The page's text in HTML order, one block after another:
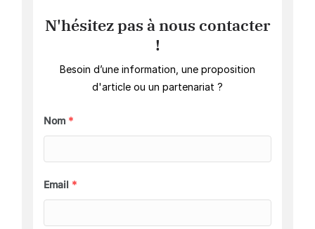
N'hésitez pas à nous contacter
!
Besoin d’une information, une proposition
d'article ou un partenariat ?
Nom *
Email *